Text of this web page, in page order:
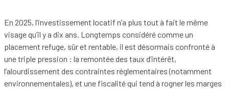
En 2025, l’investissement locatif n’a plus tout à fait le même
visage qu’il y a dix ans. Longtemps considéré comme un
placement refuge, sûr et rentable, il est désormais confronté à
une triple pression : la remontée des taux d’intérêt,
l’alourdissement des contraintes réglementaires (notamment
environnementales), et une fiscalité qui tend à rogner les marges